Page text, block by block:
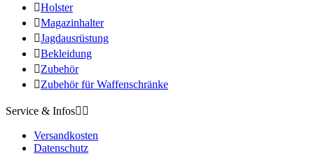
Holster
Magazinhalter
Jagdausrüstung
Bekleidung
Zubehör
Zubehör für Waffenschränke
Service & Infos 
Versandkosten
Datenschutz